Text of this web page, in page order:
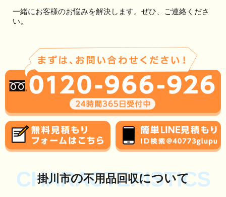
一緒にお客様のお悩みを解決します。ぜひ、ご連絡くださ
い。
CHARACTERISTICS
掛川市の不用品回収について